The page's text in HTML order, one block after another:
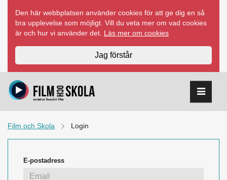
innehåll
Den här webbplatsen använder cookies för att ge dig en så
bra upplevelse som möjligt. Vill du veta mer om vad cookies
är och hur vi använder det. Läs mer om cookies
Jag förstår
Film och Skola Login
E-postadress